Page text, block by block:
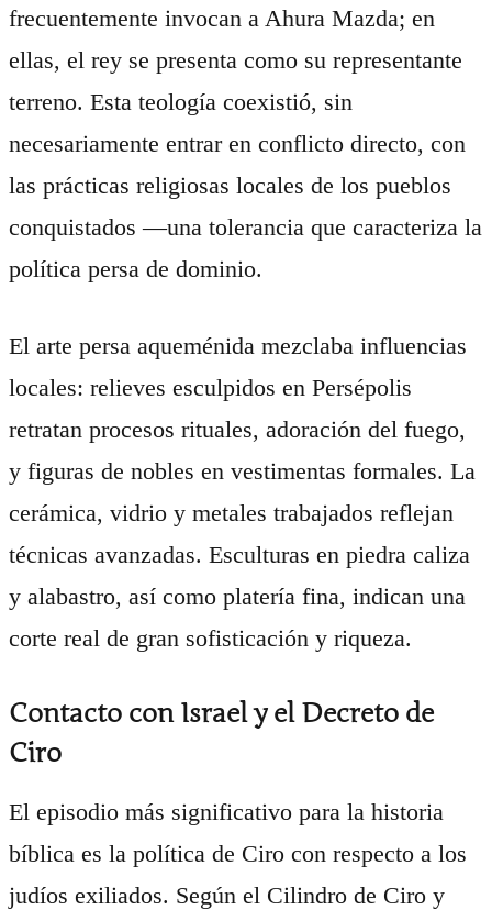
frecuentemente invocan a Ahura Mazda; en
ellas, el rey se presenta como su representante
terreno. Esta teología coexistió, sin
necesariamente entrar en conflicto directo, con
las prácticas religiosas locales de los pueblos
conquistados —una tolerancia que caracteriza la
política persa de dominio.
El arte persa aqueménida mezclaba influencias
locales: relieves esculpidos en Persépolis
retratan procesos rituales, adoración del fuego,
y figuras de nobles en vestimentas formales. La
cerámica, vidrio y metales trabajados reflejan
técnicas avanzadas. Esculturas en piedra caliza
y alabastro, así como platería fina, indican una
corte real de gran sofisticación y riqueza.
Contacto con Israel y el Decreto de
Ciro
El episodio más significativo para la historia
bíblica es la política de Ciro con respecto a los
judíos exiliados. Según el Cilindro de Ciro y